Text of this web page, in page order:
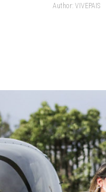
Author: VIVEPAIS